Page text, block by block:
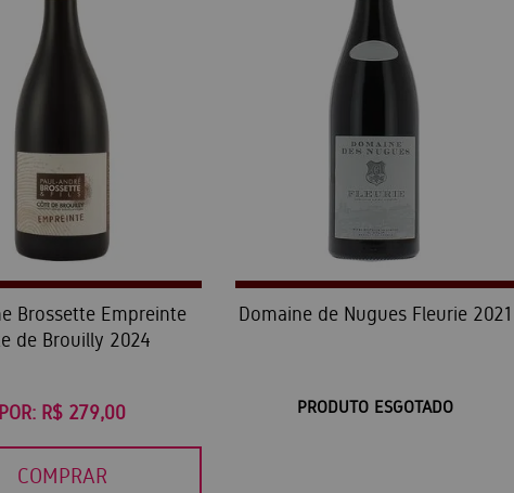
Brossette Empreinte
de Brouilly 2024
POR: R$ 279,00
COMPRAR
Domaine de Nugues Fleurie 2021
PRODUTO ESGOTADO